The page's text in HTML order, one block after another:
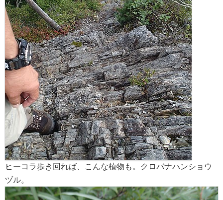
ヒーコラ歩き回れば、こんな植物も。クロバナハンショウ
ヅル。